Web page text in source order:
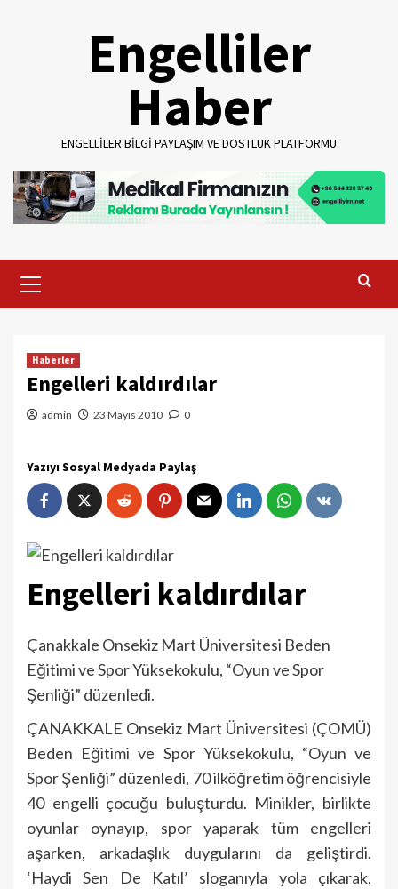
Engelliler
Haber
ENGELLILER BILGI PAYLAŞIM VE DOSTLUK PLATFORMU
Menu
Haberler
Engelleri kaldırdılar
admin 23 Mayıs 2010 0
Yazıyı Sosyal Medyada Paylaş
Engelleri kaldırdılar
Çanakkale Onsekiz Mart Üniversitesi Beden
Eğitimi ve Spor Yüksekokulu, “Oyun ve Spor
Şenliği” düzenledi.
ÇANAKKALE Onsekiz Mart Üniversitesi (ÇOMÜ)
Beden Eğitimi ve Spor Yüksekokulu, “Oyun ve
Spor Şenliği” düzenledi, 70 ilköğretim öğrencisiyle
40 engelli çocuğu buluşturdu. Minikler, birlikte
oyunlar oynayıp, spor yaparak tüm engelleri
aşarken, arkadaşlık duygularını da geliştirdi.
‘Haydi Sen De Katıl’ sloganıyla yola çıkarak,